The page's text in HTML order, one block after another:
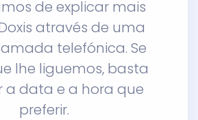
de explicar mais
através de uma
telefónica. Se
lhe liguemos, basta
a data e a hora que
preferir.